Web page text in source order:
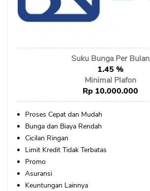
Sekuritas Saham
Assets Crypto
Asuransi
Asuransi Jiwa
Asuransi Kesehatan
Asuransi Syariah
Suku Bunga Per Bulan
1.45 %
Minimal Plafon
Rp 10.000.000
Proses Cepat dan Mudah
Bunga dan Biaya Rendah
Cicilan Ringan
Limit Kredit Tidak Terbatas
Promo
Asuransi
Keuntungan Lainnya